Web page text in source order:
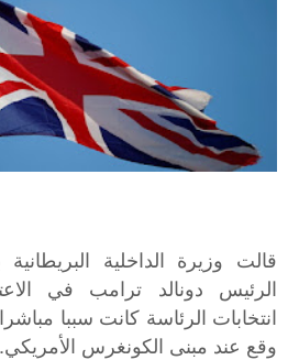
قالت وزيرة الداخلية
الرئيس دونالد ترامب في
انتخابات الرئاسة كانت سببا
وقع عند مبنى الكونغرس الأمريكي.